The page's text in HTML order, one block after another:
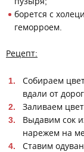
борется с
геморроем.
Рецепт:
Собираем
вдали от
Заливаем
Выдавим сок
нарежем на
Ставим